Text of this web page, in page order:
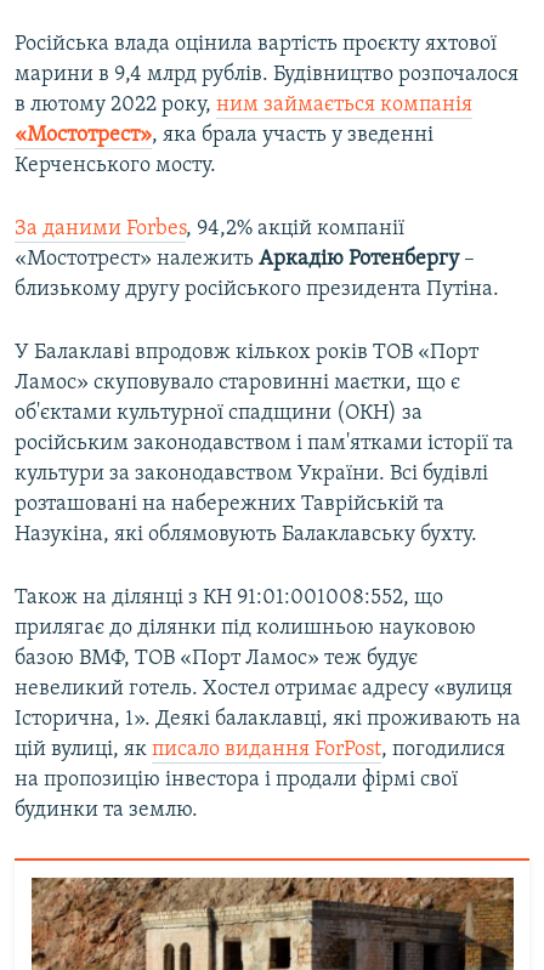
Російська влада оцінила вартість проєкту яхтової
марини в 9,4 млрд рублів. Будівництво розпочалося
в лютому 2022 року, ним займається компанія
«Мостотрест», яка брала участь у зведенні
Керченського мосту.
За даними Forbes, 94,2% акцій компанії
«Мостотрест» належить Аркадію Ротенбергу–
близькому другу російського президента Путіна.
У Балаклаві впродовж кількох років ТОВ «Порт
Ламос» скуповувало старовинні маєтки, що є
об'єктами культурної спадщини (ОКН) за
російським законодавством і пам'ятками історії та
культури за законодавством України. Всі будівлі
розташовані на набережних Таврійській та
Назукіна, які облямовують Балаклавську бухту.
Також на ділянці з КН 91:01:001008:552, що
прилягає до ділянки під колишньою науковою
базою ВМФ, ТОВ «Порт Ламос» теж будує
невеликий готель. Хостел отримає адресу «вулиця
Історична, 1». Деякі балаклавці, які проживають на
цій вулиці, як писало видання ForPost, погодилися
на пропозицію інвестора і продали фірмі свої
будинки та землю.